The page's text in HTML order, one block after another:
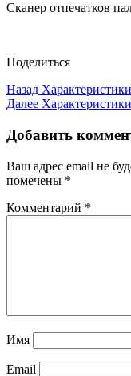
Сканер отпечатков
Поделиться
Назад
Далее
Добавить
Ваш адрес email не
помечены *
Комментарий *
Имя
Email